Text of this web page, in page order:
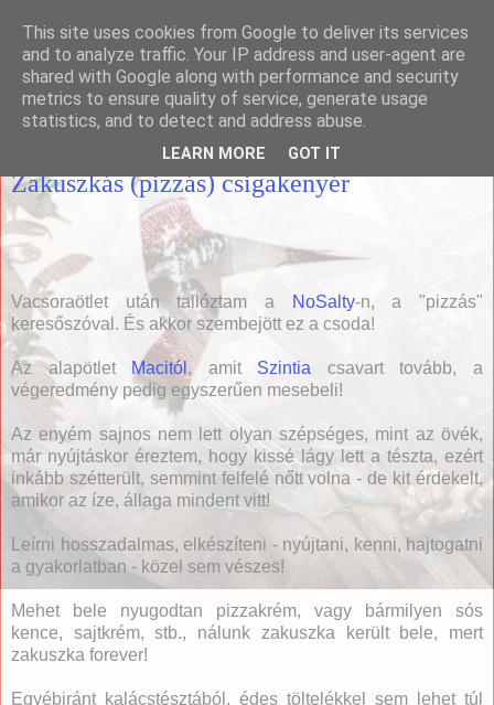
Házias konyha
Zakuszkás (pizzás) csigakenyér
Vacsoraötlet után tallóztam a NoSalty-n, a "pizzás"
keresőszóval. És akkor szembejött ez a csoda!
Az alapötlet Macitól, amit Szintia csavart tovább, a
végeredmény pedig egyszerűen mesebeli!
Az enyém sajnos nem lett olyan szépséges, mint az övék,
már nyújtáskor éreztem, hogy kissé lágy lett a tészta, ezért
inkább szétterült, semmint felfelé nőtt volna - de kit érdekelt,
amikor az íze, állaga mindent vitt!
Leírni hosszadalmas, elkészíteni - nyújtani, kenni, hajtogatni
a gyakorlatban - közel sem vészes!
Mehet bele nyugodtan pizzakrém, vagy bármilyen sós
kence, sajtkrém, stb., nálunk zakuszka került bele, mert
zakuszka forever!
Egyébiránt kalácstésztából, édes töltelékkel sem lehet túl
This site uses cookies from Google to deliver its services
and to analyze traffic. Your IP address and user-agent are
shared with Google along with performance and security
metrics to ensure quality of service, generate usage
statistics, and to detect and address abuse.
LEARN MORE GOT IT